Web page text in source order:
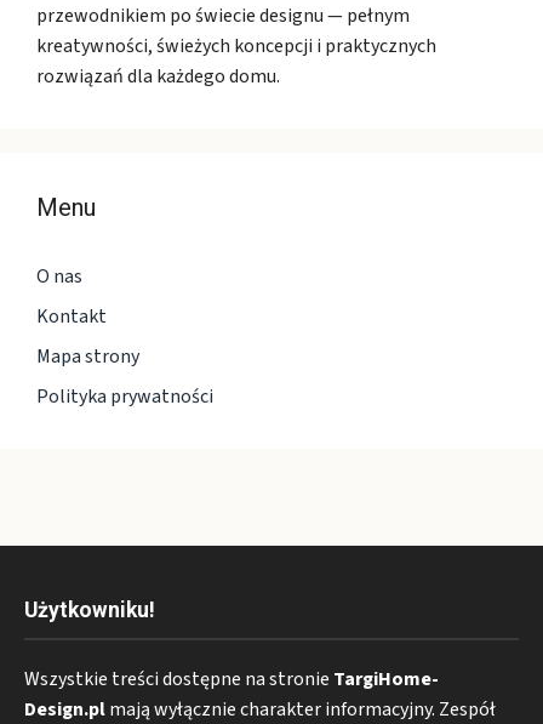
przewodnikiem po świecie designu — pełnym
kreatywności, świeżych koncepcji i praktycznych
rozwiązań dla każdego domu.
Menu
O nas
Kontakt
Mapa strony
Polityka prywatności
Użytkowniku!
Wszystkie treści dostępne na stronie TargiHome-
Design.plmają wyłącznie charakter informacyjny. Zespół